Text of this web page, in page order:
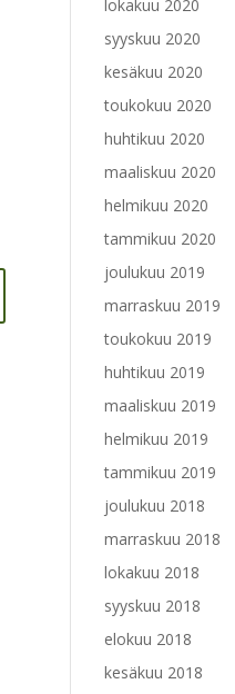
lokakuu 2020
syyskuu 2020
kesäkuu 2020
toukokuu 2020
huhtikuu 2020
maaliskuu 2020
helmikuu 2020
tammikuu 2020
joulukuu 2019
marraskuu 2019
toukokuu 2019
huhtikuu 2019
maaliskuu 2019
helmikuu 2019
tammikuu 2019
joulukuu 2018
marraskuu 2018
lokakuu 2018
syyskuu 2018
elokuu 2018
kesäkuu 2018